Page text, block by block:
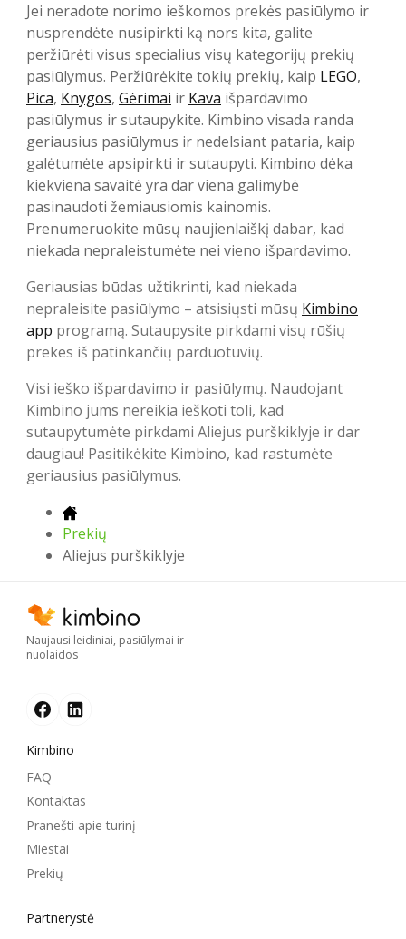
Jei neradote norimo ieškomos prekės pasiūlymo ir
nusprendėte nusipirkti ką nors kita, galite
peržiūrėti visus specialius visų kategorijų prekių
pasiūlymus. Peržiūrėkite tokių prekių, kaip LEGO,
Pica, Knygos, Gėrimai ir Kava išpardavimo
pasiūlymus ir sutaupykite. Kimbino visada randa
geriausius pasiūlymus ir nedelsiant pataria, kaip
galėtumėte apsipirkti ir sutaupyti. Kimbino dėka
kiekviena savaitė yra dar viena galimybė
pasinaudoti žemiausiomis kainomis.
Prenumeruokite mūsų naujienlaiškį dabar, kad
niekada nepraleistumėte nei vieno išpardavimo.
Geriausias būdas užtikrinti, kad niekada
nepraleisite pasiūlymo – atsisiųsti mūsų Kimbino
app programą. Sutaupysite pirkdami visų rūšių
prekes iš patinkančių parduotuvių.
Visi ieško išpardavimo ir pasiūlymų. Naudojant
Kimbino jums nereikia ieškoti toli, kad
sutaupytumėte pirkdami Aliejus purškiklyje ir dar
daugiau! Pasitikėkite Kimbino, kad rastumėte
geriausius pasiūlymus.
Prekių
Aliejus purškiklyje
Naujausi leidiniai, pasiūlymai ir
nuolaidos
Kimbino
FAQ
Kontaktas
Pranešti apie turinį
Miestai
Prekių
Partnerystė